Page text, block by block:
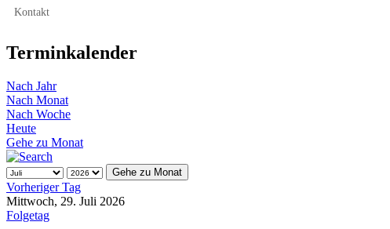
Kontakt
Terminkalender
Nach Jahr
Nach Monat
Nach Woche
Heute
Gehe zu Monat
Gehe zu Monat
Vorheriger Tag
Mittwoch, 29. Juli 2026
Folgetag